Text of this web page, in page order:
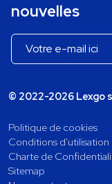
nouvelles
© 2022-2026 Lexgo
Politique de cookies
Conditions d'utilisation
Charte de
Sitemap